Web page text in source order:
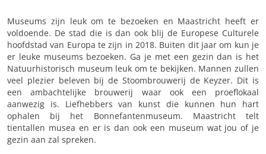
Museums zijn leuk om te bezoeken en Maastricht heeft er
voldoende. De stad die is dan ook blij de Europese Culturele
hoofdstad van Europa te zijn in 2018. Buiten dit jaar om kun je
er leuke museums bezoeken. Ga je met een gezin dan is het
Natuurhistorisch museum leuk om te bekijken. Mannen zullen
veel plezier beleven bij de Stoombrouwerij de Keyzer. Dit is
een ambachtelijke brouwerij waar ook een proeflokaal
aanwezig is. Liefhebbers van kunst die kunnen hun hart
ophalen bij het Bonnefantenmuseum. Maastricht telt
tientallen musea en er is dan ook een museum wat jou of je
gezin aan zal spreken.